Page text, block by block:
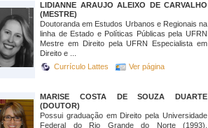
LIDIANNE ARAUJO ALEIXO DE CARVALHO
(MESTRE)
Doutoranda em Estudos Urbanos e Regionais na
linha de Estado e Políticas Públicas pela UFRN
Mestre em Direito pela UFRN Especialista em
Direito e ...
Currículo Lattes
Ver página
MARISE COSTA DE SOUZA DUARTE
(DOUTOR)
Possui graduação em Direito pela Universidade
Federal do Rio Grande do Norte (1993),